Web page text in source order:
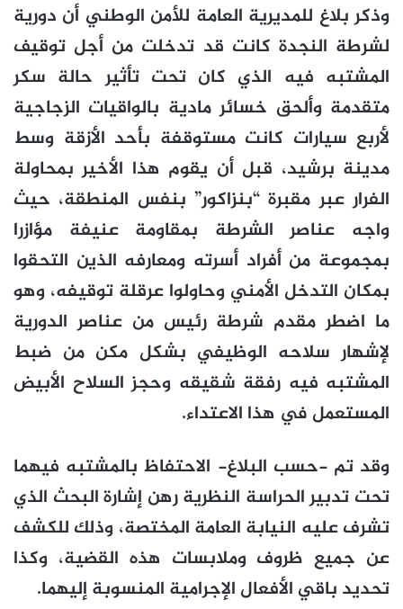
وذكر بلاغ للمديرية العامة للأمن الوطني أن دورية
لشرطة النجدة كانت قد تدخلت من أجل توقيف
المشتبه فيه الذي كان تحت تأثير حالة سكر
متقدمة وألحق خسائر مادية بالواقيات الزجاجية
لأربع سيارات كانت مستوقفة بأحد الأزقة وسط
مدينة برشيد، قبل أن يقوم هذا الأخير بمحاولة
الفرار عبر مقبرة “بنزاكور” بنفس المنطقة، حيث
واجه عناصر الشرطة بمقاومة عنيفة مؤازرا
بمجموعة من أفراد أسرته ومعارفه الذين التحقوا
بمكان التدخل الأمني وحاولوا عرقلة توقيفه، وهو
ما اضطر مقدم شرطة رئيس من عناصر الدورية
لإشهار سلاحه الوظيفي بشكل مكن من ضبط
المشتبه فيه رفقة شقيقه وحجز السلاح الأبيض
المستعمل في هذا الاعتداء.
وقد تم -حسب البلاغ- الاحتفاظ بالمشتبه فيهما
تحت تدبير الحراسة النظرية رهن إشارة البحث الذي
تشرف عليه النيابة العامة المختصة، وذلك للكشف
عن جميع ظروف وملابسات هذه القضية، وكذا
تحديد باقي الأفعال الإجرامية المنسوبة إليهما.